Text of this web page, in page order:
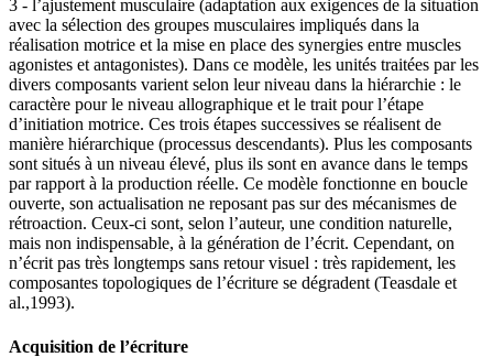
3 - l’ajustement musculaire (adaptation aux exigences de la situation
avec la sélection des groupes musculaires impliqués dans la
réalisation motrice et la mise en place des synergies entre muscles
agonistes et antagonistes). Dans ce modèle, les unités traitées par les
divers composants varient selon leur niveau dans la hiérarchie : le
caractère pour le niveau allographique et le trait pour l’étape
d’initiation motrice. Ces trois étapes successives se réalisent de
manière hiérarchique (processus descendants). Plus les composants
sont situés à un niveau élevé, plus ils sont en avance dans le temps
par rapport à la production réelle. Ce modèle fonctionne en boucle
ouverte, son actualisation ne reposant pas sur des mécanismes de
rétroaction. Ceux-ci sont, selon l’auteur, une condition naturelle,
mais non indispensable, à la génération de l’écrit. Cependant, on
n’écrit pas très longtemps sans retour visuel : très rapidement, les
composantes topologiques de l’écriture se dégradent (Teasdale et
al.,1993).
Acquisition de l’écriture